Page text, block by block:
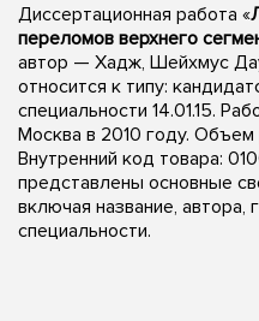
Диссертационная работа «
переломов верхнего
автор — Хадж, Шейхмус
относится к типу:
специальности 14.01.15.
Москва в 2010 году. Объем
Внутренний код товара:
представлены основные
включая название,
специальности.